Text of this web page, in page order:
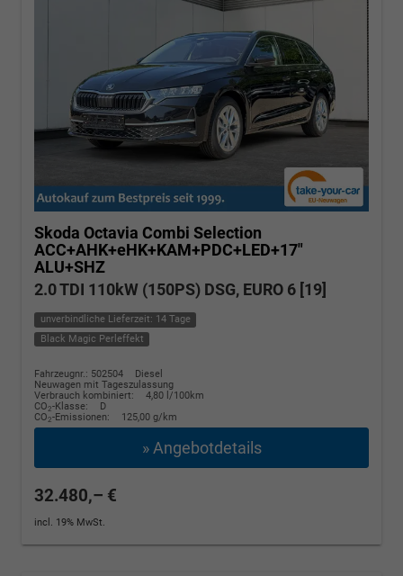
Skoda Octavia Combi Selection
ACC+AHK+eHK+KAM+PDC+LED+17"
ALU+SHZ
2.0 TDI 110kW (150PS) DSG, EURO 6 [19]
unverbindliche Lieferzeit: 14 Tage
Black Magic Perleffekt
Fahrzeugnr.: 502504
Diesel
Neuwagen mit Tageszulassung
Verbrauch kombiniert:
4,80 l/100km
CO2-Klasse:
D
CO2-Emissionen: 125,00 g/km
» Angebotdetails
32.480,– €
incl. 19% MwSt.